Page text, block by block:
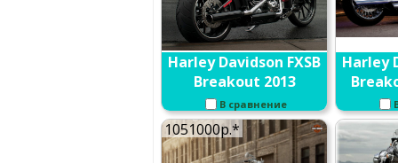
Harley Davidson FXSB
Breakout 2013
В сравнение
Harley
1051000р.*